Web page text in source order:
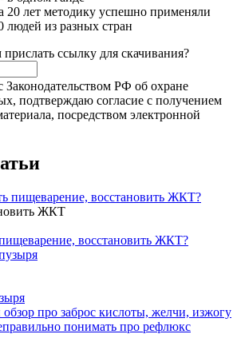
20 лет методику успешно применяли
людей из разных стран
ссылку для скачивания?
Законодательством РФ об охране
подтверждаю согласие с получением
посредством электронной
ЖКТ
восстановить ЖКТ?